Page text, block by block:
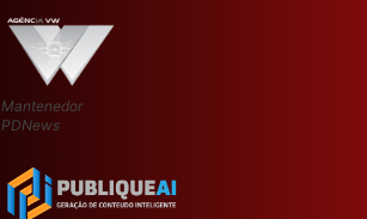
Mantenedor
PDNews